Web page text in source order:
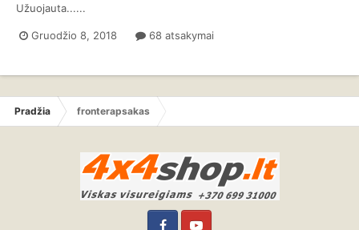
Užuojauta......
Gruodžio 8, 2018 68 atsakymai
Pradžia fronterapsakas